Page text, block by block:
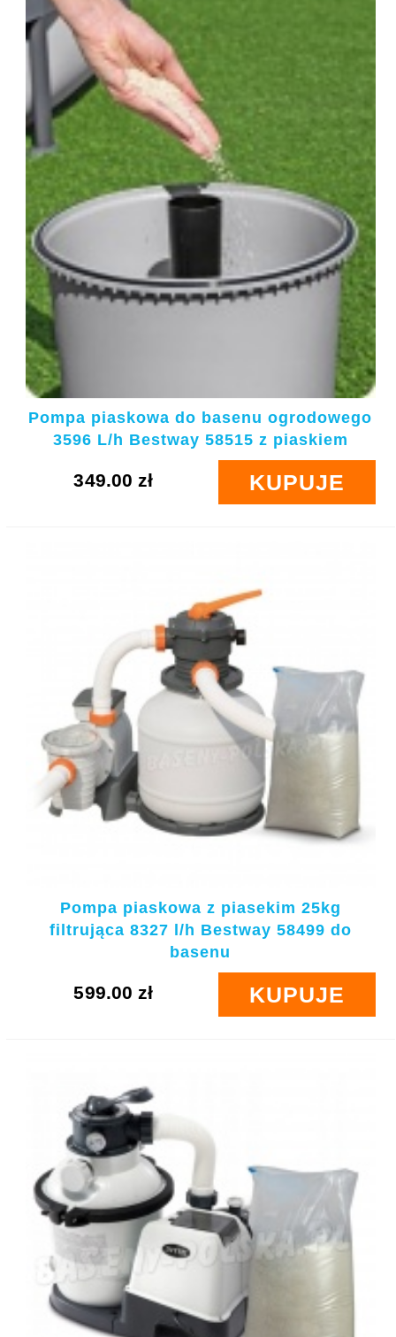
Pompa piaskowa do basenu ogrodowego
3596 L/h Bestway 58515 z piaskiem
KUPUJE
349.00 zł
Pompa piaskowa z piasekim 25kg
filtrująca 8327 l/h Bestway 58499 do
basenu
KUPUJE
599.00 zł